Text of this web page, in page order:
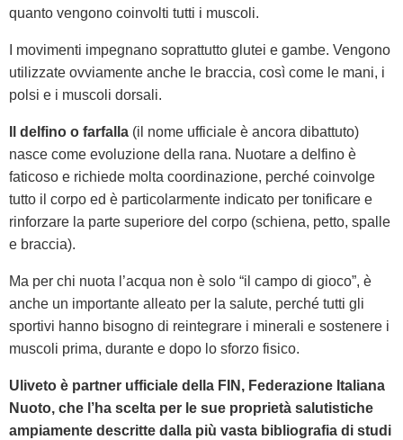
quanto vengono coinvolti tutti i muscoli.
I movimenti impegnano soprattutto glutei e gambe. Vengono
utilizzate ovviamente anche le braccia, così come le mani, i
polsi e i muscoli dorsali.
Il delfino o farfalla (il nome ufficiale è ancora dibattuto)
nasce come evoluzione della rana. Nuotare a delfino è
faticoso e richiede molta coordinazione, perché coinvolge
tutto il corpo ed è particolarmente indicato per tonificare e
rinforzare la parte superiore del corpo (schiena, petto, spalle
e braccia).
Ma per chi nuota l’acqua non è solo “il campo di gioco”, è
anche un importante alleato per la salute, perché tutti gli
sportivi hanno bisogno di reintegrare i minerali e sostenere i
muscoli prima, durante e dopo lo sforzo fisico.
Uliveto è partner ufficiale della FIN, Federazione Italiana
Nuoto, che l’ha scelta per le sue proprietà salutistiche
ampiamente descritte dalla più vasta bibliografia di studi